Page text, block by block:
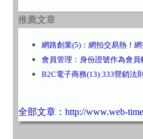
推薦文章
網路創業(5)：網拍交易熱！
會員管理：身份證號作為會員
B2C電子商務(13):333營銷法
全部文章：http://www.web-